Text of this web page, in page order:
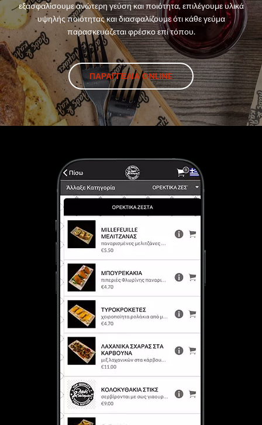
εξασφαλίσουμε ανώτερη γεύση και ποιότητα, επιλέγουμε υλικά
υψηλής ποιότητας και διασφαλίζουμε ότι κάθε γεύμα
παρασκευάζεται φρέσκο επί τόπου.
ΠΑΡΑΓΓΕΛΙΑ ONLINE